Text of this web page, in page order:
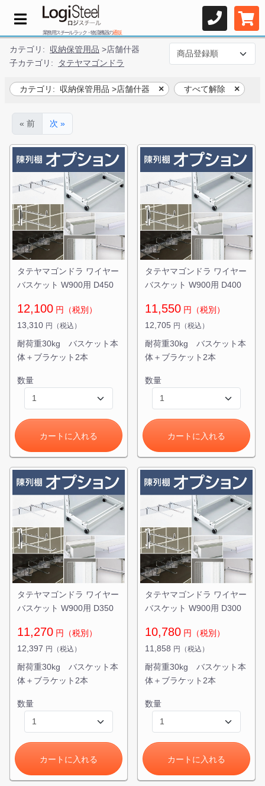
業務用スチールラック・物流機器の通販
カテゴリ: 収納保管用品 >店舗什器
子カテゴリ:
タテヤマゴンドラ
カテゴリ: 収納保管用品 >店舗什器 すべて解除
« 前 次 »
タテヤマゴンドラ ワイヤー
バスケット W900用 D450
12,100 円（税別）
13,310 円（税込）
耐荷重30kg バスケット本
体＋ブラケット2本
数量
カートに入れる
タテヤマゴンドラ ワイヤー
バスケット W900用 D400
11,550 円（税別）
12,705 円（税込）
耐荷重30kg バスケット本
体＋ブラケット2本
数量
カートに入れる
タテヤマゴンドラ ワイヤー
バスケット W900用 D350
11,270 円（税別）
12,397 円（税込）
耐荷重30kg バスケット本
体＋ブラケット2本
数量
カートに入れる
タテヤマゴンドラ ワイヤー
バスケット W900用 D300
10,780 円（税別）
11,858 円（税込）
耐荷重30kg バスケット本
体＋ブラケット2本
数量
カートに入れる